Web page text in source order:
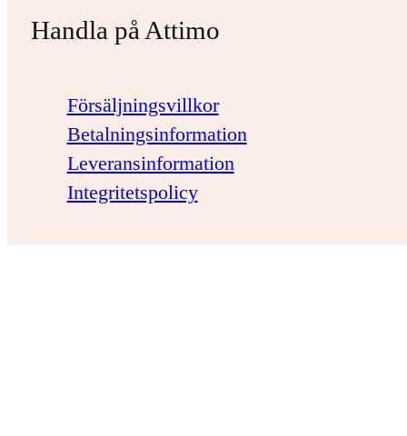
Handla på Attimo
Försäljningsvillkor
Betalningsinformation
Leveransinformation
Integritetspolicy